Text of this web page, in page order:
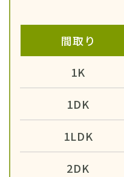
間取り
1K
1DK
1LDK
2DK